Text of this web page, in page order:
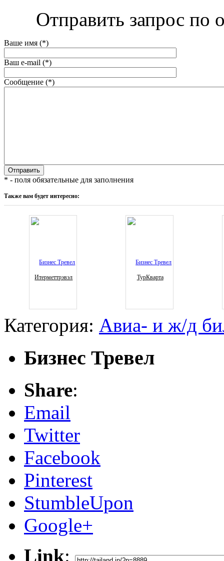
Отправить запрос по
Ваше имя (*)
Ваш e-mail (*)
Сообщение (*)
* - поля обязательные для заполнения
Также вам будет интересно:
Итерметтрэвэл ТурКварта
Категория: Авиа- и ж/д
Бизнес Тревел
Share:
Email
Twitter
Facebook
Pinterest
StumbleUpon
Google+
Link: